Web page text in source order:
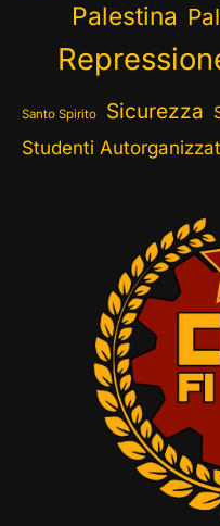
Palestina
Santo Spirito Sicurezza
Studenti